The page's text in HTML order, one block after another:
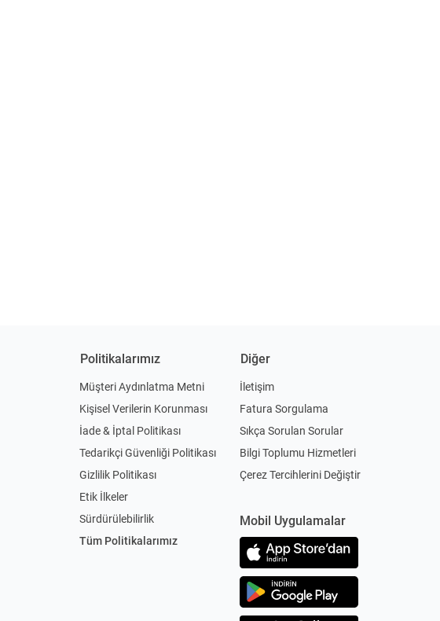
Politikalarımız
Müşteri Aydınlatma Metni
Kişisel Verilerin Korunması
İade & İptal Politikası
Tedarikçi Güvenliği Politikası
Gizlilik Politikası
Etik İlkeler
Sürdürülebilirlik
Tüm Politikalarımız
Diğer
İletişim
Fatura Sorgulama
Sıkça Sorulan Sorular
Bilgi Toplumu Hizmetleri
Çerez Tercihlerini Değiştir
Mobil Uygulamalar